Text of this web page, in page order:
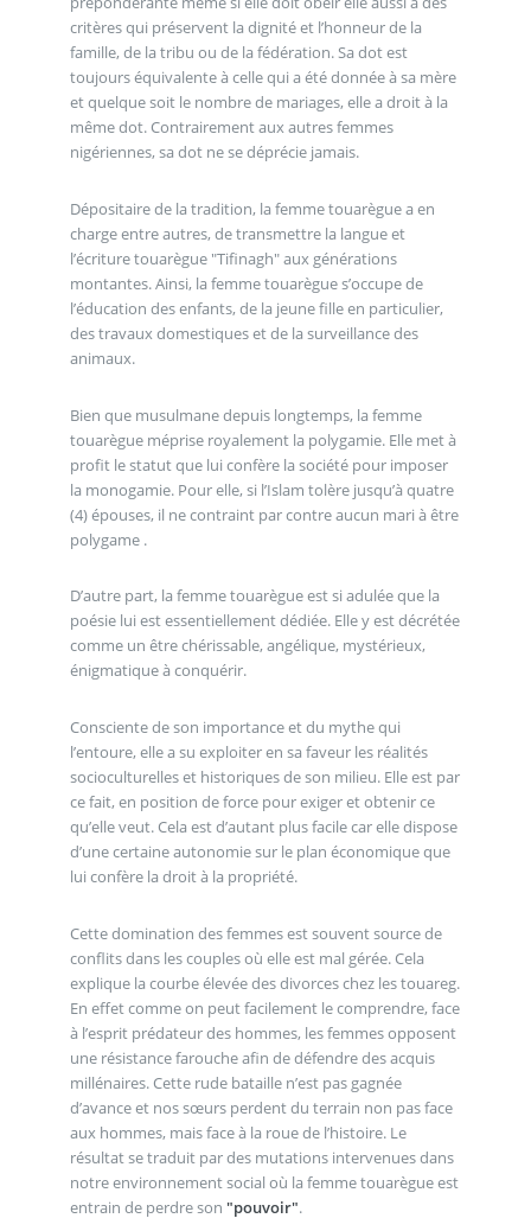
critères qui préservent la dignité et l’honneur de la
famille, de la tribu ou de la fédération. Sa dot est
toujours équivalente à celle qui a été donnée à sa mère
et quelque soit le nombre de mariages, elle a droit à la
même dot. Contrairement aux autres femmes
nigériennes, sa dot ne se déprécie jamais.
Dépositaire de la tradition, la femme touarègue a en
charge entre autres, de transmettre la langue et
l’écriture touarègue "Tifinagh" aux générations
montantes. Ainsi, la femme touarègue s’occupe de
l’éducation des enfants, de la jeune fille en particulier,
des travaux domestiques et de la surveillance des
animaux.
Bien que musulmane depuis longtemps, la femme
touarègue méprise royalement la polygamie. Elle met à
profit le statut que lui confère la société pour imposer
la monogamie. Pour elle, si l’Islam tolère jusqu’à quatre
(4) épouses, il ne contraint par contre aucun mari à être
polygame .
D’autre part, la femme touarègue est si adulée que la
poésie lui est essentiellement dédiée. Elle y est décrétée
comme un être chérissable, angélique, mystérieux,
énigmatique à conquérir.
Consciente de son importance et du mythe qui
l’entoure, elle a su exploiter en sa faveur les réalités
socioculturelles et historiques de son milieu. Elle est par
ce fait, en position de force pour exiger et obtenir ce
qu’elle veut. Cela est d’autant plus facile car elle dispose
d’une certaine autonomie sur le plan économique que
lui confère la droit à la propriété.
Cette domination des femmes est souvent source de
conflits dans les couples où elle est mal gérée. Cela
explique la courbe élevée des divorces chez les touareg.
En effet comme on peut facilement le comprendre, face
à l’esprit prédateur des hommes, les femmes opposent
une résistance farouche afin de défendre des acquis
millénaires. Cette rude bataille n’est pas gagnée
d’avance et nos sœurs perdent du terrain non pas face
aux hommes, mais face à la roue de l’histoire. Le
résultat se traduit par des mutations intervenues dans
notre environnement social où la femme touarègue est
entrain de perdre son "pouvoir".